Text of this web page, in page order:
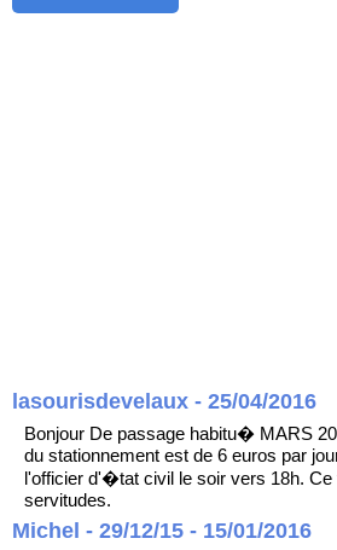
lasourisdevelaux - 25/04/2016
Bonjour De passage habitu� MARS
du stationnement est de 6 euros par
l'officier d'�tat civil le soir vers 18h. Ce
servitudes.
Michel - 29/12/15 - 15/01/2016